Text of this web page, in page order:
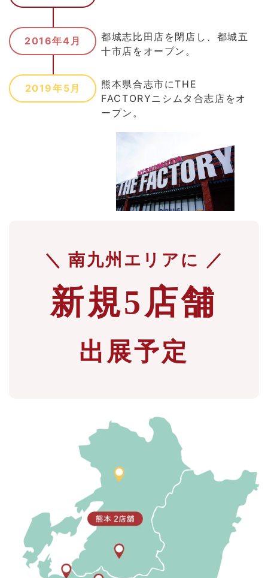
2016年4月
都城志比田店を閉店し、都城五
十市店をオープン。
2019年5月
熊本県合志市にTHE
FACTORYニシムタ合志店をオ
ープン。
＼ 南九州エリアに ／
新規5店舗
出展予定